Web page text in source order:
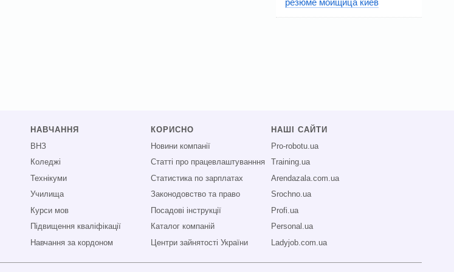
резюме мойщица киев
НАВЧАННЯ
ВНЗ
Коледжі
Технікуми
Училища
Курси мов
Підвищення кваліфікації
Навчання за кордоном
КОРИСНО
Новини компанії
Статті про працевлаштуванння
Статистика по зарплатах
Законодовство та право
Посадові інструкції
Каталог компаній
Центри зайнятості України
НАШІ САЙТИ
Pro-robotu.ua
Training.ua
Arendazala.com.ua
Srochno.ua
Profi.ua
Personal.ua
Ladyjob.com.ua